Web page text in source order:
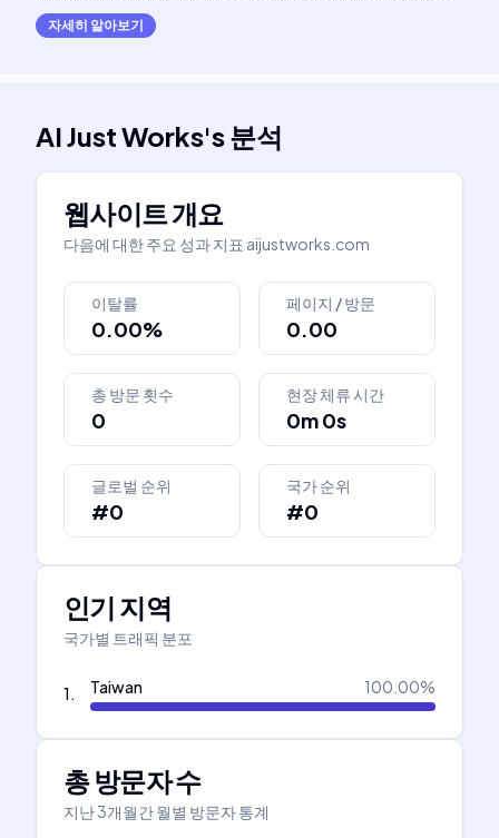
자세히 알아보기
AI Just Works's분석
웹사이트 개요
다음에 대한 주요 성과 지표 aijustworks.com
이탈률
0.00%
페이지 / 방문
0.00
총 방문 횟수
0
현장 체류 시간
0m 0s
글로벌 순위
#0
국가 순위
#0
인기 지역
국가별 트래픽 분포
1. Taiwan 100.00%
총 방문자 수
지난 3개월간 월별 방문자 통계